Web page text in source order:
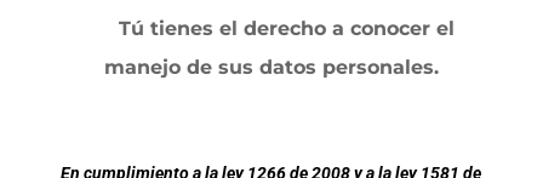
Tú tienes el derecho a conocer el
manejo de sus datos personales.
En cumplimiento a la ley 1266 de 2008 y a la ley 1581 de